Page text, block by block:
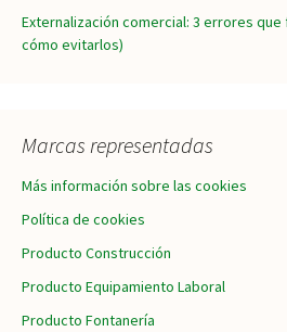
Externalización comercial: 3 errores
cómo evitarlos)
Marcas representadas
Más información sobre las cookies
Política de cookies
Producto Construcción
Producto Equipamiento Laboral
Producto Fontanería